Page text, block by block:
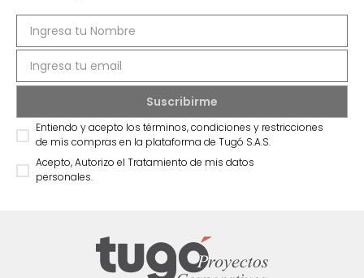
Entiendo y acepto los términos, condiciones y restricciones
de mis compras en la plataforma de Tugó S.A.S.
Acepto, Autorizo el Tratamiento de mis datos
personales.